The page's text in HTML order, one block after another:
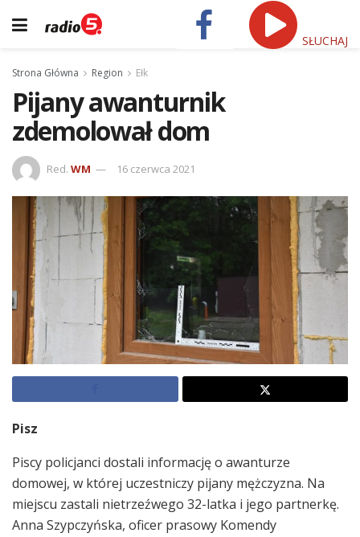
SŁUCHAJ
Strona Główna Region Ełk
Pijany awanturnik
zdemolował dom
Red. WM 16 czerwca 2021
Pisz
Piscy policjanci dostali informację o awanturze
domowej, w której uczestniczy pijany mężczyzna. Na
miejscu zastali nietrzeźwego 32-latka i jego partnerkę.
Anna Szypczyńska, oficer prasowy Komendy